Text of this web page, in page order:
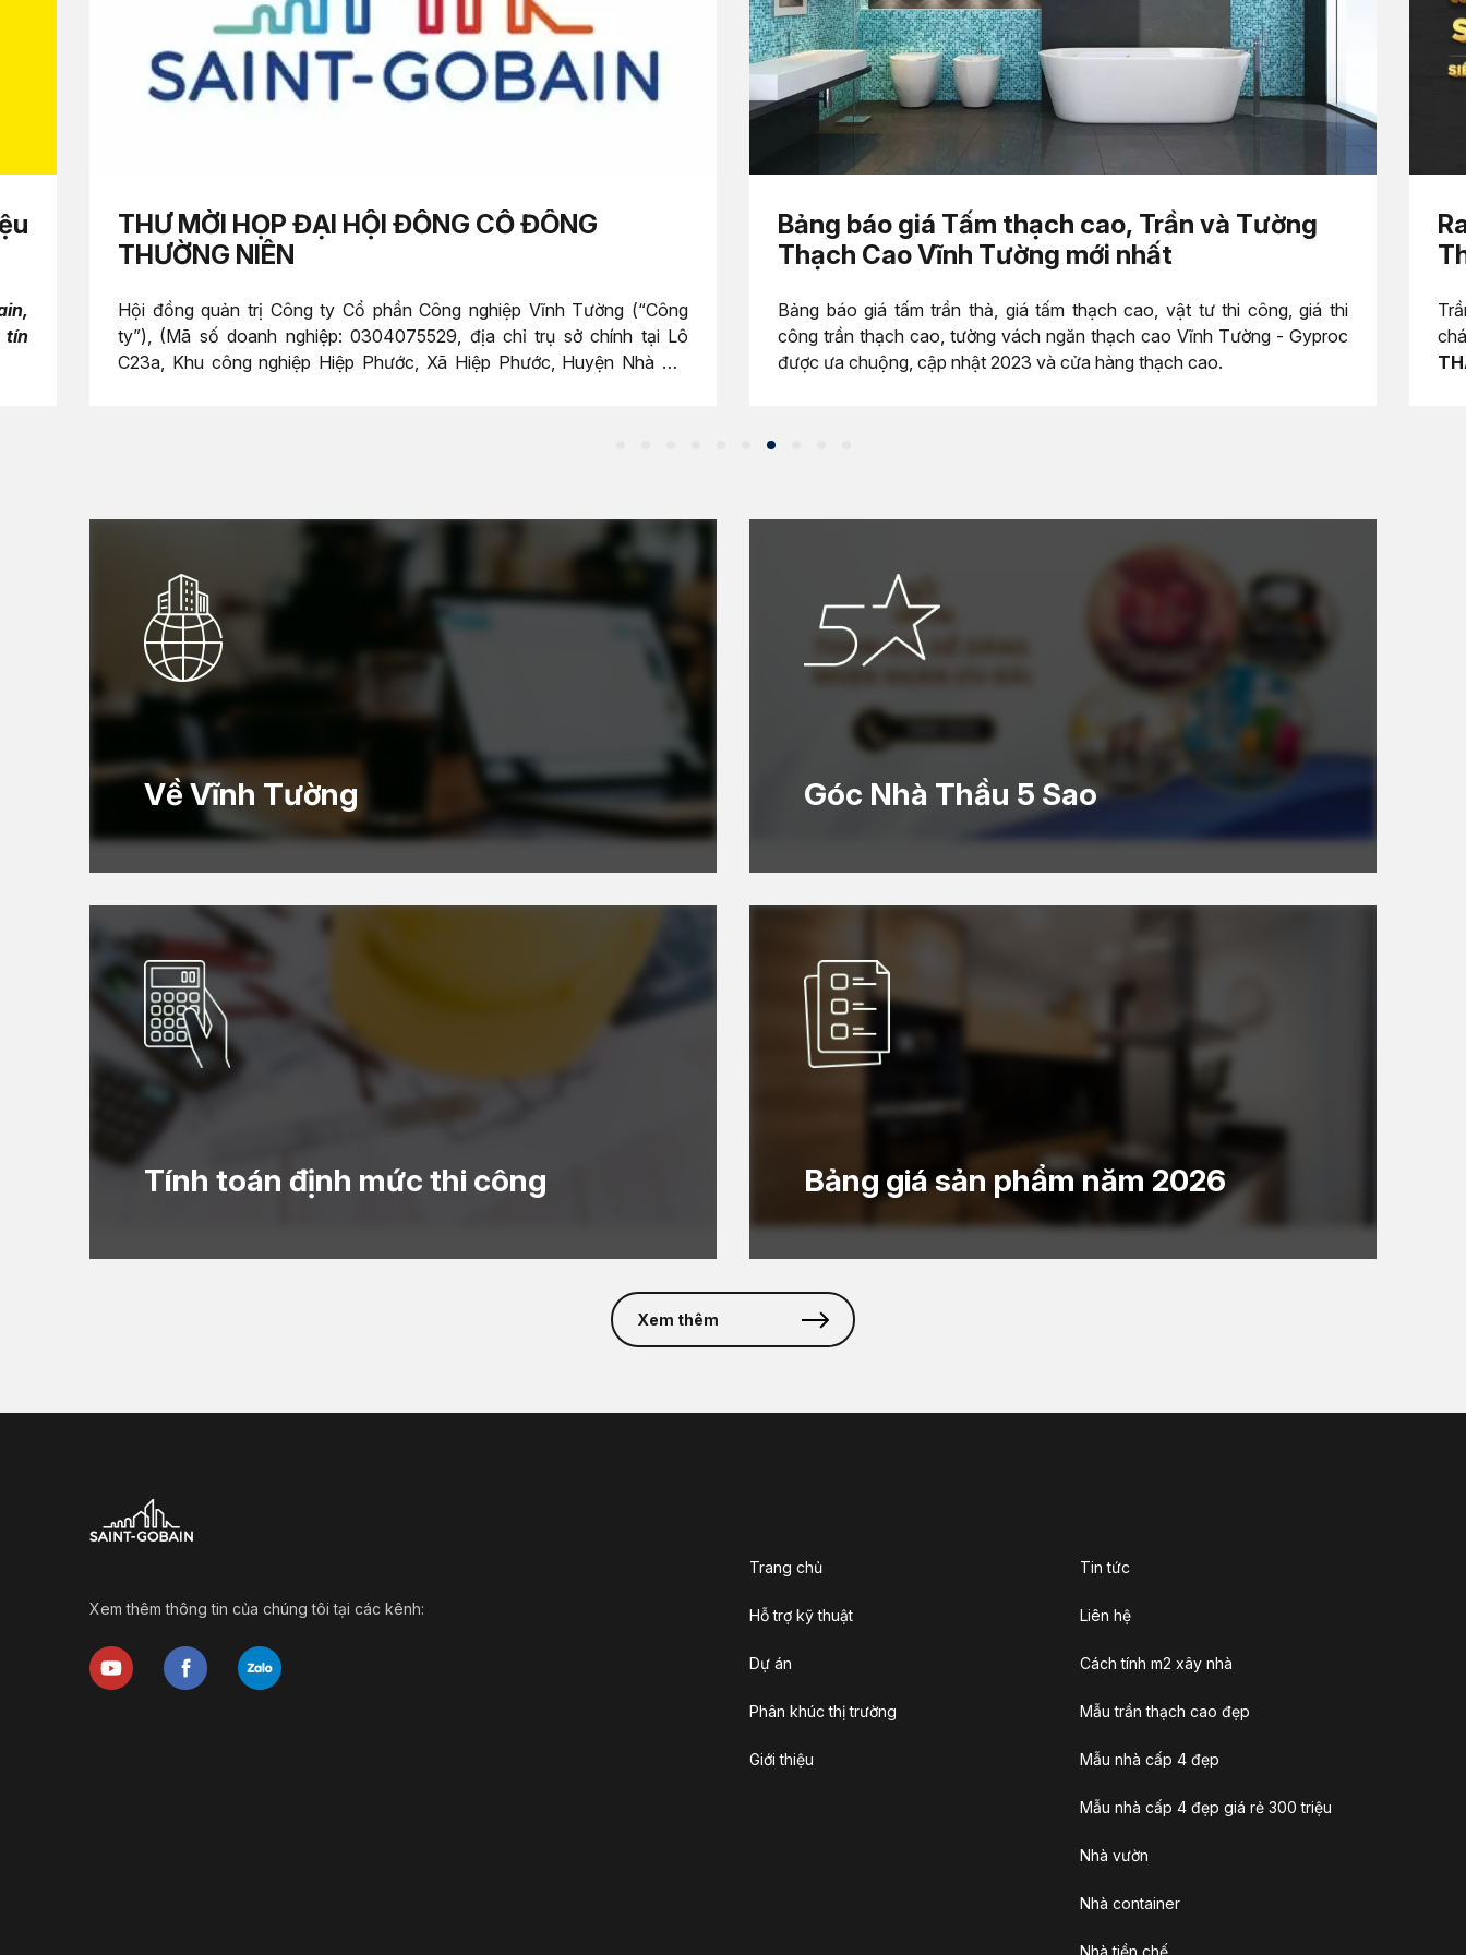
tín
THƯ MỜI HỌP ĐẠI HỘI ĐỒNG CỔ ĐÔNG
THƯỜNG NIÊN
Hội đồng quản trị Công ty Cổ phần Công nghiệp Vĩnh Tường (“Công
ty”), (Mã số doanh nghiệp: 0304075529, địa chỉ trụ sở chính tại Lô
C23a, Khu công nghiệp Hiệp Phước, Xã Hiệp Phước, Huyện Nhà Bè,
Bảng báo giá Tấm thạch cao, Trần và Tường
Thạch Cao Vĩnh Tường mới nhất
Bảng báo giá tấm trần thả, giá tấm thạch cao, vật tư thi công, giá thi
công trần thạch cao, tường vách ngăn thạch cao Vĩnh Tường - Gyproc
được ưa chuộng, cập nhật 2023 và cửa hàng thạch cao.
Về Vĩnh Tường Góc Nhà Thầu 5 Sao
Tính toán định mức thi công Bảng giá sản phẩm năm 2026
Xem thêm
Xem thêm thông tin của chúng tôi tại các kênh:
Trang chủ
Hỗ trợ kỹ thuật
Dự án
Phân khúc thị trường
Giới thiệu
Tin tức
Liên hệ
Cách tính m2 xây nhà
Mẫu trần thạch cao đẹp
Mẫu nhà cấp 4 đẹp
Mẫu nhà cấp 4 đẹp giá rẻ 300 triệu
Nhà vườn
Nhà container
Nhà tiền chế